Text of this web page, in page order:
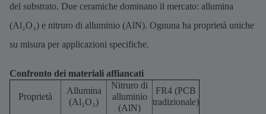
del substrato. Due ceramiche dominano il mercato: allumina
(Al₂O₃) e nitruro di alluminio (AlN). Ognuna ha proprietà uniche
su misura per applicazioni specifiche.
Confronto dei materiali affiancati
Proprietà
Allumina
(Al₂O₃)
Nitruro di
alluminio
(AlN)
FR4 (PCB
tradizionale)